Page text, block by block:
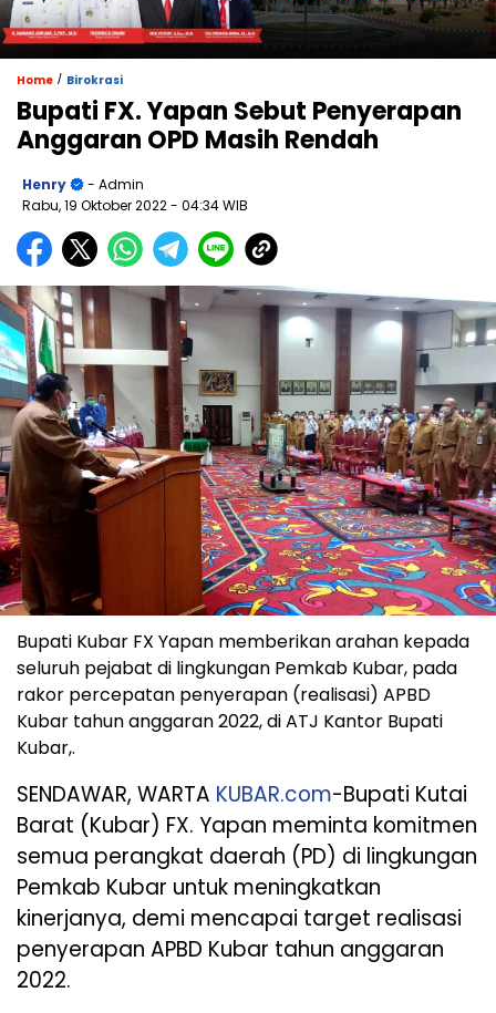
Home / Birokrasi
Bupati FX. Yapan Sebut Penyerapan
Anggaran OPD Masih Rendah
Henry
- Admin
Rabu, 19 Oktober 2022- 04:34 WIB
Bupati Kubar FX Yapan memberikan arahan kepada
seluruh pejabat di lingkungan Pemkab Kubar, pada
rakor percepatan penyerapan (realisasi) APBD
Kubar tahun anggaran 2022, di ATJ Kantor Bupati
Kubar,.
SENDAWAR, WARTA KUBAR.com-Bupati Kutai
Barat (Kubar) FX. Yapan meminta komitmen
semua perangkat daerah (PD) di lingkungan
Pemkab Kubar untuk meningkatkan
kinerjanya, demi mencapai target realisasi
penyerapan APBD Kubar tahun anggaran
2022.